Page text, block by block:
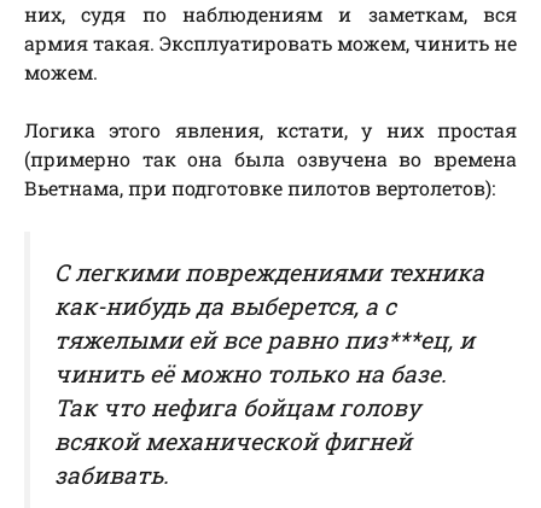
них, судя по наблюдениям и заметкам, вся
армия такая. Эксплуатировать можем, чинить не
можем.
Логика этого явления, кстати, у них простая
(примерно так она была озвучена во времена
Вьетнама, при подготовке пилотов вертолетов):
С легкими повреждениями техника
как-нибудь да выберется, а с
тяжелыми ей все равно пиз***ец, и
чинить её можно только на базе.
Так что нефига бойцам голову
всякой механической фигней
забивать.